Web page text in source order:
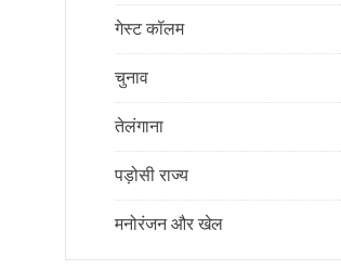
गेस्ट कॉलम
चुनाव
तेलंगाना
पड़ोसी राज्य
मनोरंजन और खेल